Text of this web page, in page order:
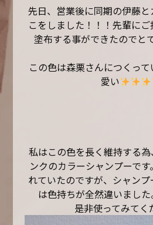
先日、営業後に同期の伊藤
こをしました！！！先輩に
塗布する事ができたのでと
この色は森栗さんにつくっ
愛い
私はこの色を長く維持する
ンクのカラーシャンプーで
れていたのですが、シャン
は色持ちが全然違いました
是非使ってみてく